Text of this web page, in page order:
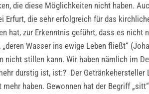
die diese Möglichkeiten nicht haben.
Erfurt, die sehr erfolgreich für das
hat, zur Erkenntnis geführt, dass es
Wasser ins ewige Leben fließt“
nicht stillen kann. Wir haben nämlich im
durstig ist, ist:? Der
haben. Gewonnen hat der Begriff